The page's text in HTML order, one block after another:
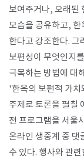
보여주거나, 오래된
모습을 공유하고, 한
한다고 강조한다. 그
보편성이 무엇인지
극복하는 방법에 대
'한옥의 보편적 가치
주제로 토론을 펼칠
전 프로그램을 서울
온라인 생중계 중 댓
수 있다. 행사와 관